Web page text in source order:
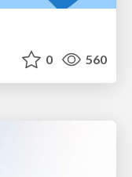
0 560